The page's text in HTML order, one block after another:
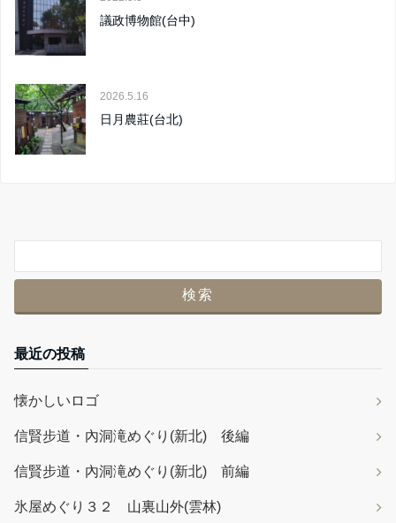
議政博物館(台中)
2026.5.16
日月農莊(台北)
最近の投稿
懐かしいロゴ
信賢步道・內洞滝めぐり(新北) 後編
信賢步道・內洞滝めぐり(新北) 前編
氷屋めぐり３２ 山裏山外(雲林)